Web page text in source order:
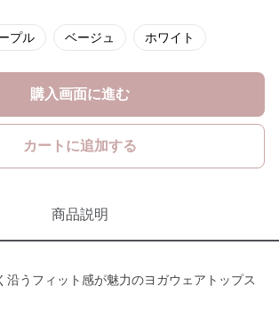
プル ベージュ ホワイト
購入画面に進む
カートに追加する
商品説明
沿うフィット感が魅力のヨガウェアトップス